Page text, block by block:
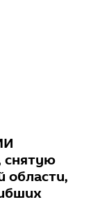
снятую
области,